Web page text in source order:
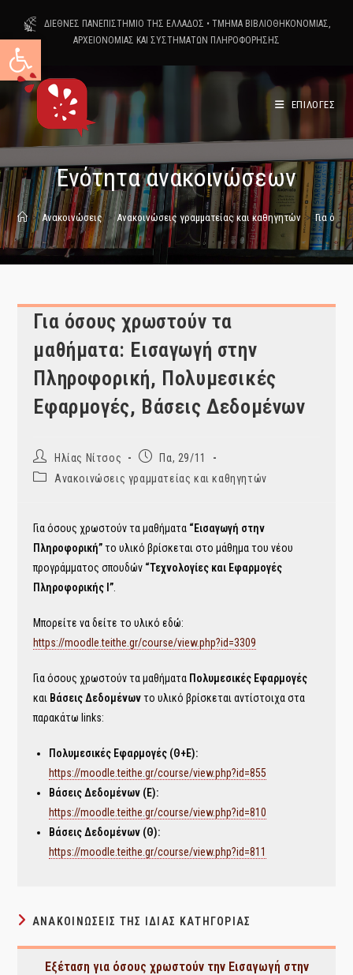
Ανοίξτε τη γραμμή εργαλείων
content
ΔΙΕΘΝΕΣ ΠΑΝΕΠΙΣΤΗΜΙΟ ΤΗΣ ΕΛΛΑΔΟΣ • ΤΜΗΜΑ ΒΙΒΛΙΟΘΗΚΟΝΟΜΙΑΣ,
ΑΡΧΕΙΟΝΟΜΙΑΣ ΚΑΙ ΣΥΣΤΗΜΑΤΩΝ ΠΛΗΡΟΦΟΡΗΣΗΣ
ΕΠΙΛΟΓΕΣ
Ενότητα ανακοινώσεων
> Ανακοινώσεις > Ανακοινώσεις γραμματείας και καθηγητών > Για
Για όσους χρωστούν τα
μαθήματα: Εισαγωγή στην
Πληροφορική, Πολυμεσικές
Εφαρμογές, Βάσεις Δεδομένων
Post
author:
Ηλίας Νίτσος
PostΠα, 29/11
PostΑνακοινώσεις γραμματείας και καθηγητών
Για όσους χρωστούν τα μαθήματα “Εισαγωγή στην
Πληροφορική”το υλικό βρίσκεται στο μάθημα του νέου
προγράμματος σπουδών “Τεχνολογίες και Εφαρμογές
Πληροφορικής Ι”
Μπορείτε να δείτε το υλικό εδώ:
https://moodle.teithe.gr/course/view.php?id=3309
Για όσους χρωστούν τα μαθήματα Πολυμεσικές Εφαρμογές
και Βάσεις Δεδομένωντο υλικό βρίσκεται αντίστοιχα στα
παρακάτω links:
Πολυμεσικές Εφαρμογές (Θ+Ε):
https://moodle.teithe.gr/course/view.php?id=855
Βάσεις Δεδομένων (Ε):
https://moodle.teithe.gr/course/view.php?id=810
Βάσεις Δεδομένων (Θ):
https://moodle.teithe.gr/course/view.php?id=811
ΑΝΑΚΟΙΝΏΣΕΙΣ ΤΗΣ ΊΔΙΑΣ ΚΑΤΗΓΟΡΊΑΣ
Εξέταση για όσους χρωστούν την Εισαγωγή στην